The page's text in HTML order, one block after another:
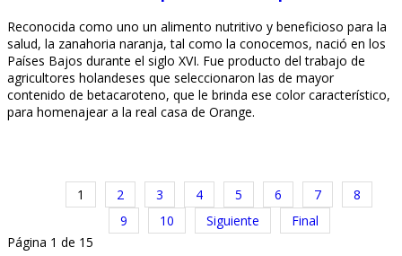
Reconocida como uno un alimento nutritivo y beneficioso para la
salud, la zanahoria naranja, tal como la conocemos, nació en los
Países Bajos durante el siglo XVI. Fue producto del trabajo de
agricultores holandeses que seleccionaron las de mayor
contenido de betacaroteno, que le brinda ese color característico,
para homenajear a la real casa de Orange.
1 2 3 4 5 6 7
8
9
10 Siguiente
Final
Página 1 de 15